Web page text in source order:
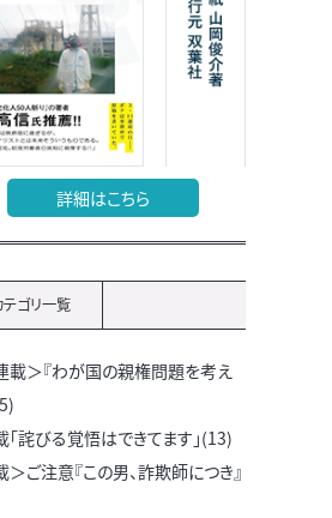
詳細はこちら
テゴリ一覧
載＞『わが国の親権問題を考え
「詫びる覚悟はできてます」(13)
＞ご注意『この男、詐欺師につき』